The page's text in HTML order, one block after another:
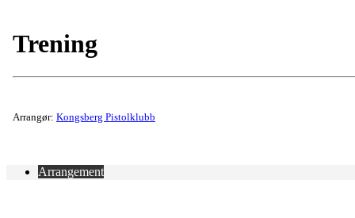
Trening
Arrangør: Kongsberg Pistolklubb
Arrangement